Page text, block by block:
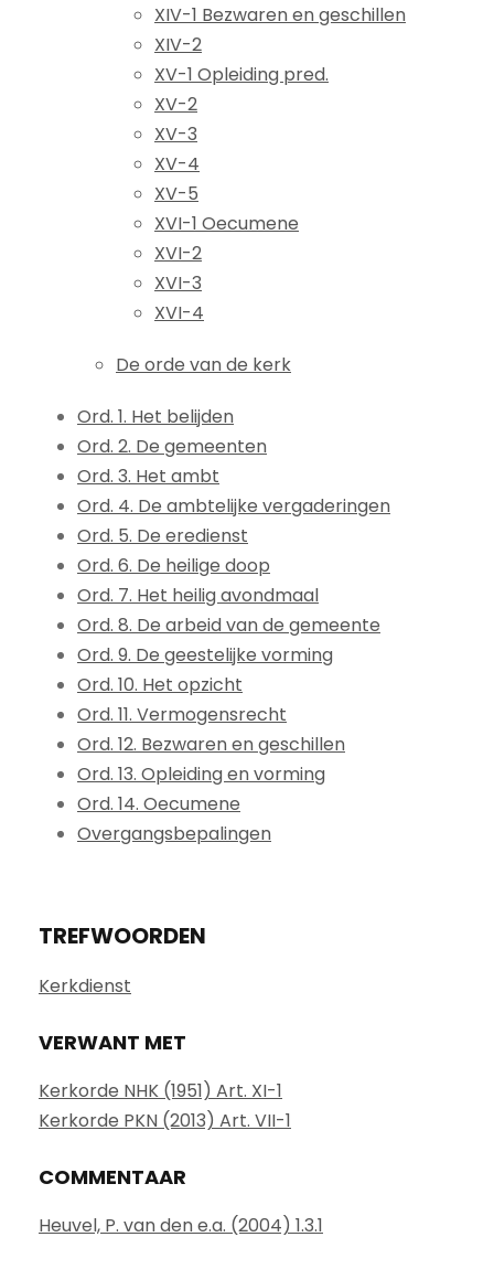
XIV-1 Bezwaren en geschillen
XIV-2
XV-1 Opleiding pred.
XV-2
XV-3
XV-4
XV-5
XVI-1 Oecumene
XVI-2
XVI-3
XVI-4
De orde van de kerk
Ord. 1. Het belijden
Ord. 2. De gemeenten
Ord. 3. Het ambt
Ord. 4. De ambtelijke vergaderingen
Ord. 5. De eredienst
Ord. 6. De heilige doop
Ord. 7. Het heilig avondmaal
Ord. 8. De arbeid van de gemeente
Ord. 9. De geestelijke vorming
Ord. 10. Het opzicht
Ord. 11. Vermogensrecht
Ord. 12. Bezwaren en geschillen
Ord. 13. Opleiding en vorming
Ord. 14. Oecumene
Overgangsbepalingen
TREFWOORDEN
Kerkdienst
VERWANT MET
Kerkorde NHK (1951) Art. XI-1
Kerkorde PKN (2013) Art. VII-1
COMMENTAAR
Heuvel, P. van den e.a. (2004) 1.3.1